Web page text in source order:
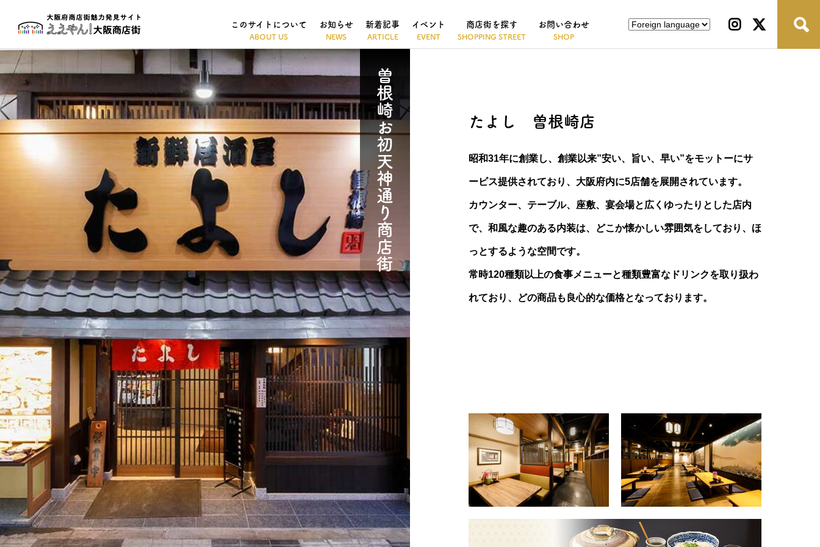
このサイトについて お知らせ 新着記事 イベント 商店街を探す お問い合わせ
曽根崎お初天神通り商店街 たよし 曽根崎店
昭和31年に創業し、創業以来”安い、旨い、早い”をモットーにサ
ービス提供されており、大阪府内に5店舗を展開されています。
カウンター、テーブル、座敷、宴会場と広くゆったりとした店内
で、和風な趣のある内装は、どこか懐かしい雰囲気をしており、ほ
っとするような空間です。
常時120種類以上の食事メニューと種類豊富なドリンクを取り扱わ
れており、どの商品も良心的な価格となっております。